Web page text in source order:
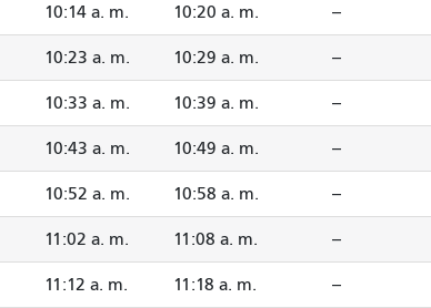
10:14 a. m. 10:20 a. m. --
10:23 a. m. 10:29 a. m. --
10:33 a. m. 10:39 a. m. --
10:43 a. m. 10:49 a. m. --
10:52 a. m. 10:58 a. m. --
11:02 a. m. 11:08 a. m. --
11:12 a. m. 11:18 a. m. --